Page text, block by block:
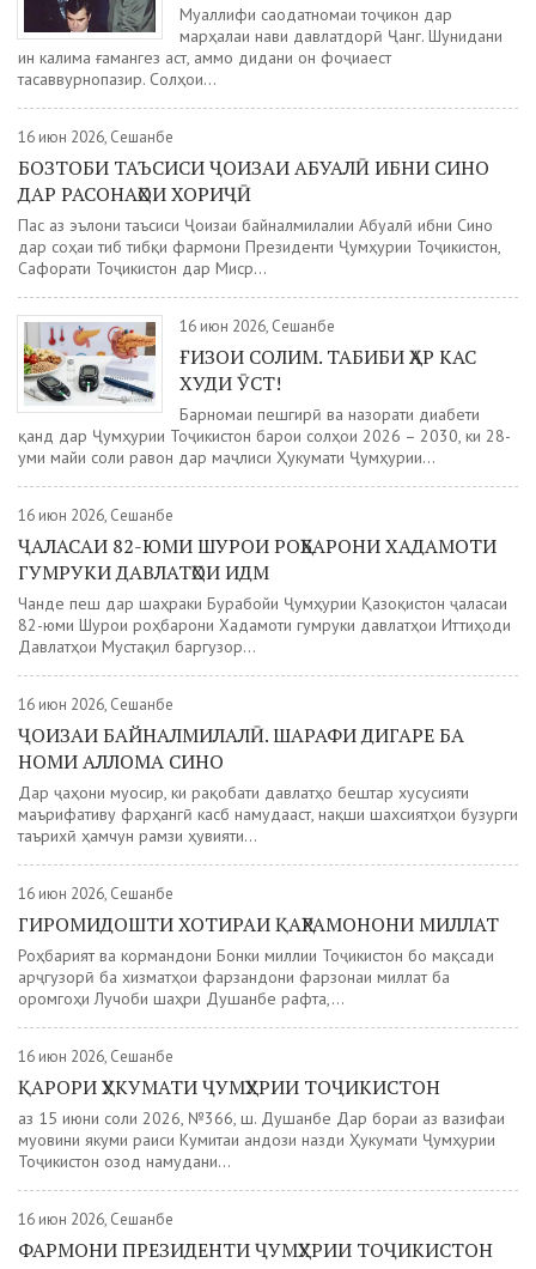
Муаллифи саодатномаи тоҷикон дар
марҳалаи нави давлатдорӣ Ҷанг. Шунидани
ин калима ғамангез аст, аммо дидани он фоҷиаест
тасаввурнопазир. Солҳои...
16 июн 2026, Сешанбе
БОЗТОБИ ТАЪСИСИ ҶОИЗАИ АБУАЛӢ ИБНИ СИНО
ДАР РАСОНАҲОИ ХОРИҶӢ
Пас аз эълони таъсиси Ҷоизаи байналмилалии Абуалӣ ибни Сино
дар соҳаи тиб тибқи фармони Президенти Ҷумҳурии Тоҷикистон,
Сафорати Тоҷикистон дар Миср...
16 июн 2026, Сешанбе
ҒИЗОИ СОЛИМ. ТАБИБИ ҲАР КАС
ХУДИ ӮСТ!
Барномаи пешгирӣ ва назорати диабети
қанд дар Ҷумҳурии Тоҷикистон барои солҳои 2026 – 2030, ки 28-
уми майи соли равон дар маҷлиси Ҳукумати Ҷумҳурии...
16 июн 2026, Сешанбе
ҶАЛАСАИ 82-ЮМИ ШУРОИ РОҲБАРОНИ ХАДАМОТИ
ГУМРУКИ ДАВЛАТҲОИ ИДМ
Чанде пеш дар шаҳраки Бурабойи Ҷумҳурии Қазоқистон ҷаласаи
82-юми Шурои роҳбарони Хадамоти гумруки давлатҳои Иттиҳоди
Давлатҳои Мустақил баргузор...
16 июн 2026, Сешанбе
ҶОИЗАИ БАЙНАЛМИЛАЛӢ. ШАРАФИ ДИГАРЕ БА
НОМИ АЛЛОМА СИНО
Дар ҷаҳони муосир, ки рақобати давлатҳо бештар хусусияти
маърифативу фарҳангӣ касб намудааст, нақши шахсиятҳои бузурги
таърихӣ ҳамчун рамзи ҳувияти...
16 июн 2026, Сешанбе
ГИРОМИДОШТИ ХОТИРАИ ҚАҲРАМОНОНИ МИЛЛАТ
Роҳбарият ва кормандони Бонки миллии Тоҷикистон бо мақсади
арҷгузорӣ ба хизматҳои фарзандони фарзонаи миллат ба
оромгоҳи Лучоби шаҳри Душанбе рафта,...
16 июн 2026, Сешанбе
ҚАРОРИ ҲУКУМАТИ ҶУМҲУРИИ ТОҶИКИСТОН
аз 15 июни соли 2026, №366, ш. Душанбе Дар бораи аз вазифаи
муовини якуми раиси Кумитаи андози назди Ҳукумати Ҷумҳурии
Тоҷикистон озод намудани...
16 июн 2026, Сешанбе
ФАРМОНИ ПРЕЗИДЕНТИ ҶУМҲУРИИ ТОҶИКИСТОН